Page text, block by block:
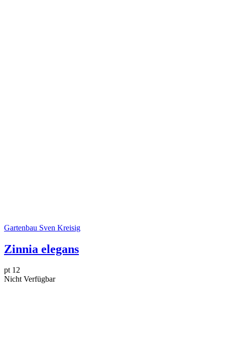
Gartenbau Sven Kreisig
Zinnia elegans
pt 12
Nicht Verfügbar